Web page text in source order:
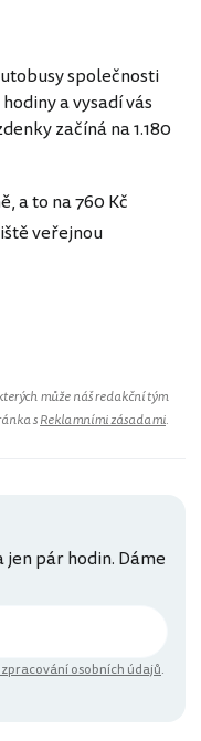
společnosti
a vysadí vás
začíná na 1.180
a to na 760 Kč
veřejnou
může náš redakční tým
sReklamními zásadami.
pár hodin. Dáme
osobních údajů.